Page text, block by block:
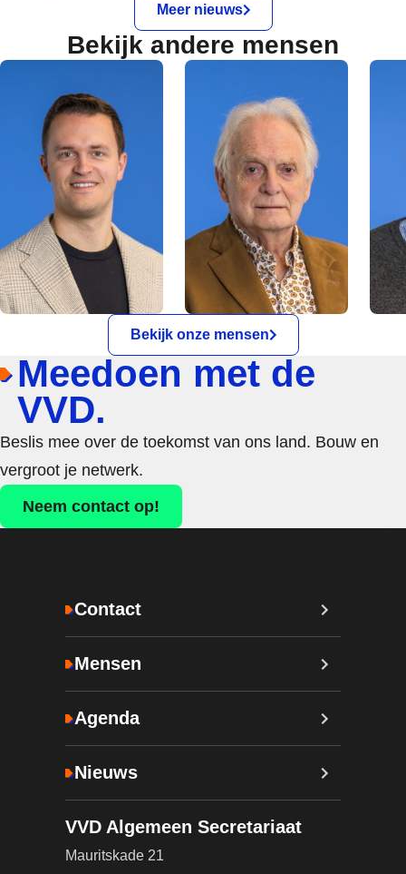
Meer nieuws
Bekijk andere mensen
Bekijk onze mensen
Meedoen met de
VVD.
Beslis mee over de toekomst van ons land. Bouw en
vergroot je netwerk.
Neem contact op!
Contact
Mensen
Agenda
Nieuws
VVD Algemeen Secretariaat
Mauritskade 21